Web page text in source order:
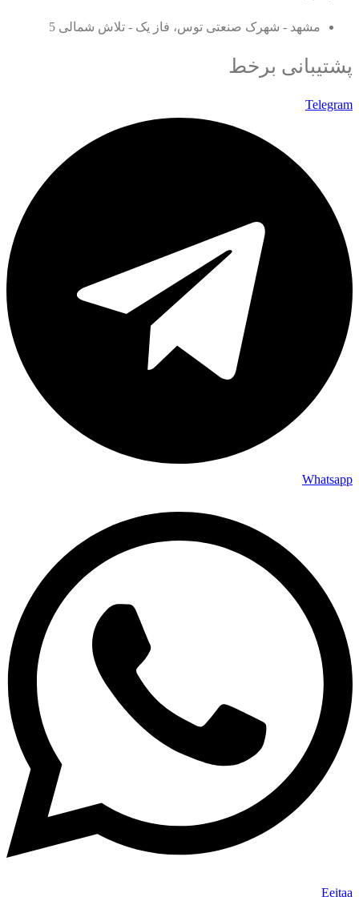
مشهد - شهرک صنعتی توس، فاز یک - تلاش شمالی 5
پشتیبانی برخط
Telegram
Whatsapp
Eeitaa